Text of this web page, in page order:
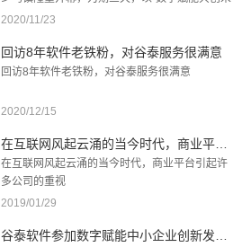
来——携手构建网络空间命运共同体”为主题，聚
显互联网引领发展的文明之光、未来之光、智慧
之光。
2020/11/23
回访8年软件老铁粉，对谷泰服务很满意
回访8年软件老铁粉，对谷泰服务很满意
2020/12/15
在互联网风起云涌的当今时代，商业平台引起许多公司的重视
在互联网风起云涌的当今时代，商业平台引起许
多公司的重视
2019/01/29